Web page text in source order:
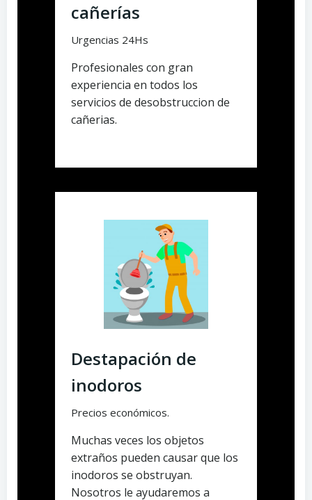
cañerías
Urgencias 24Hs
Profesionales con gran
experiencia en todos los
servicios de desobstruccion de
cañerias.
Destapación de
inodoros
Precios económicos.
Muchas veces los objetos
extraños pueden causar que los
inodoros se obstruyan.
Nosotros le ayudaremos a